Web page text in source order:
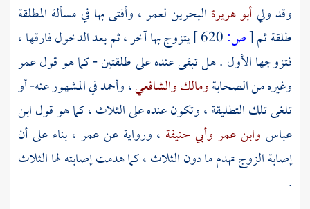
وقد وليأبو هريرة البحرينلعمر، وأفتى بها في مسألة المطلقة
طلقة ثم[ص:
يتزوج بها آخر ، ثم بعد الدخول فارقها ،
فتزوجها الأول . هل تبقى عنده على طلقتين - كما هو قولعمر
وغيره من الصحابةومالكوالشافعي،وأحمدفي المشهور عنه- أو
تلغى تلك التطليقة ، وتكون عنده على الثلاث ، كما هو قولابن
عباس وابن عمر وأبي حنيفة ، ورواية عنعمر ، بناء على أن
إصابة الزوج تهدم ما دون الثلاث ، كما هدمت إصابته لها الثلاث
.